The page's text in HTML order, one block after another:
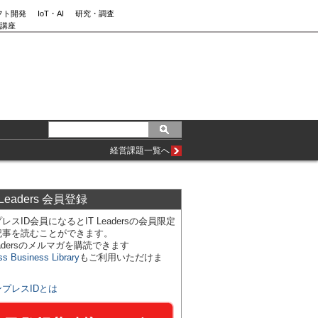
ト開発 IoT・AI
研究・調査
座
経営課題一覧へ
会員登録
スID会員になるとIT Leadersの会員限定
を読むことができます。
のメルマガを購読できます
Business Libraryもご利用いただけま
プレスIDとは